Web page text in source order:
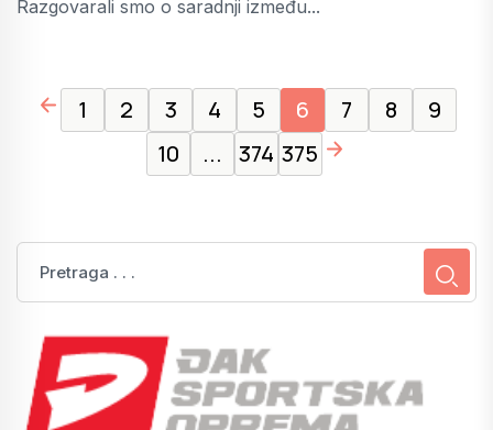
Razgovarali smo o saradnji između...
page left arrow
1 2 3 4 5 6 7 8
9
10
... 374 375